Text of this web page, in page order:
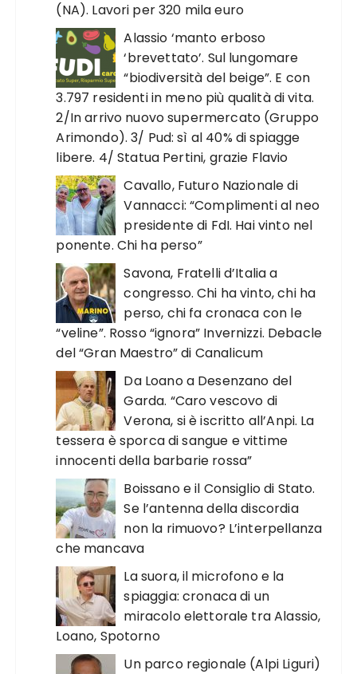
(NA). Lavori per 320 mila euro
Alassio ‘manto erboso
‘brevettato’. Sul lungomare
“biodiversità del beige”. E con
3.797 residenti in meno più qualità di vita.
2/In arrivo nuovo supermercato (Gruppo
Arimondo). 3/ Pud: sì al 40% di spiagge
libere. 4/ Statua Pertini, grazie Flavio
Cavallo, Futuro Nazionale di
Vannacci: “Complimenti al neo
presidente di FdI. Hai vinto nel
ponente. Chi ha perso”
Savona, Fratelli d’Italia a
congresso. Chi ha vinto, chi ha
perso, chi fa cronaca con le
“veline”. Rosso “ignora” Invernizzi. Debacle
del “Gran Maestro” di Canalicum
Da Loano a Desenzano del
Garda. “Caro vescovo di
Verona, si è iscritto all’Anpi. La
tessera è sporca di sangue e vittime
innocenti della barbarie rossa”
Boissano e il Consiglio di Stato.
Se l’antenna della discordia
non la rimuovo? L’interpellanza
che mancava
La suora, il microfono e la
spiaggia: cronaca di un
miracolo elettorale tra Alassio,
Loano, Spotorno
Un parco regionale (Alpi Liguri)